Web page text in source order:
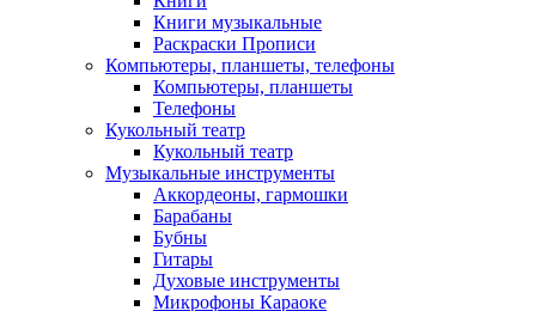
Книги музыкальные
Раскраски Прописи
Компьютеры, планшеты, телефоны
Компьютеры, планшеты
Телефоны
Кукольный театр
Кукольный театр
Музыкальные инструменты
Аккордеоны, гармошки
Барабаны
Бубны
Гитары
Духовые инструменты
Микрофоны Караоке